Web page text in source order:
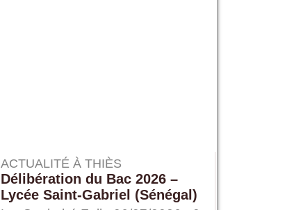
ACTUALITÉ À THIÈS
Délibération du Bac 2026 –
Lycée Saint-Gabriel (Sénégal)